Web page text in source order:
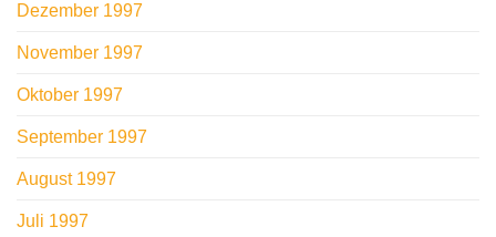
Dezember 1997
November 1997
Oktober 1997
September 1997
August 1997
Juli 1997